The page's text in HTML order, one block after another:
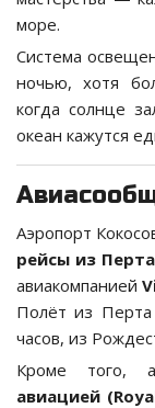
море.
Система
ночью, хотя
когда солнце
океан кажутся
Аэропорт
рейсы из
авиакомпанией
Полёт из Перта
часов, из
Кроме того,
авиацией